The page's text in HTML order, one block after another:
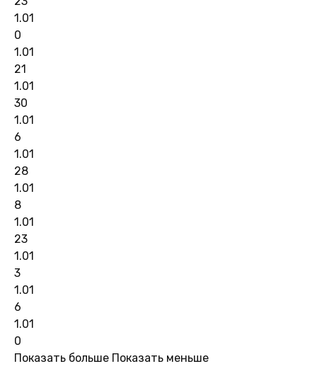
1.01
0
1.01
21
1.01
30
1.01
6
1.01
28
1.01
8
1.01
23
1.01
3
1.01
6
1.01
0
Показать больше Показать меньше